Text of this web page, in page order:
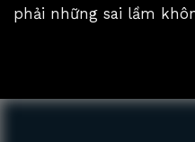
phải những sai lầm